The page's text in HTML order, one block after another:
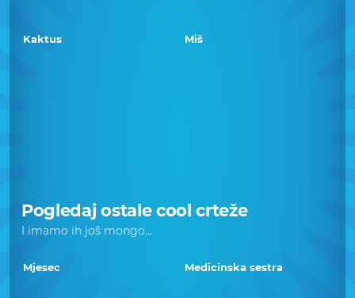
Kaktus Miš
Pogledaj ostale cool crteže
I imamo ih još mongo...
Mjesec Medicinska sestra